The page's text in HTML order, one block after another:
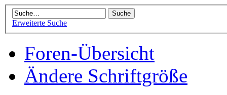
Erweiterte Suche
Foren-Übersicht
Ändere Schriftgröße